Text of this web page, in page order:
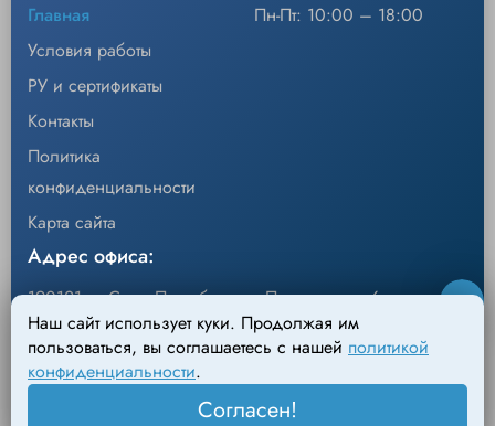
Главная
Условия работы
РУ и сертификаты
Контакты
Политика
конфиденциальности
Карта сайта
Пн-Пт: 10:00 – 18:00
Адрес офиса:
190121, г. Санкт-Петербург, ул.Перевозная, 6
Адрес склада:
198095, г. Санкт-Петербург, Михайловский пер., д.4
Наш сайт использует куки. Продолжая им
пользоваться, вы соглашаетесь с нашей политикой
конфиденциальности.
Согласен!